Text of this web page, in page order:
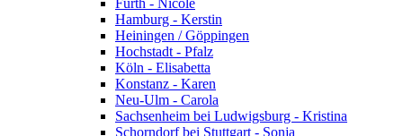
Fürth - Nicole
Hamburg - Kerstin
Heiningen / Göppingen
Hochstadt - Pfalz
Köln - Elisabetta
Konstanz - Karen
Neu-Ulm - Carola
Sachsenheim bei Ludwigsburg - Kristina
Schorndorf bei Stuttgart - Sonja